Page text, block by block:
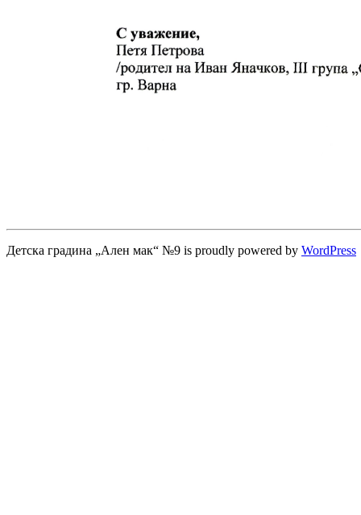
Детска градина „Ален мак“ №9 is proudly powered by WordPress